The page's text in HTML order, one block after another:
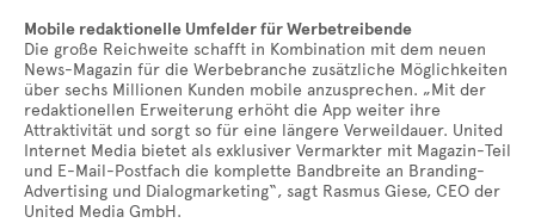
Mobile redaktionelle Umfelder für Werbetreibende
Die große Reichweite schafft in Kombination mit dem neuen
News-Magazin für die Werbebranche zusätzliche Möglichkeiten
über sechs Millionen Kunden mobile anzusprechen. „Mit der
redaktionellen Erweiterung erhöht die App weiter ihre
Attraktivität und sorgt so für eine längere Verweildauer. United
Internet Media bietet als exklusiver Vermarkter mit Magazin-Teil
und E-Mail-Postfach die komplette Bandbreite an Branding-
Advertising und Dialogmarketing“, sagt Rasmus Giese, CEO der
United Media GmbH.